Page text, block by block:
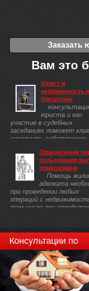
Заказать
Вам это
Юрист и
недвижимость
Хрещатике
юриста и его
участие в судебных
заседаниях поможет
сохранить собственную
Определение
пользования
помещением
Помощь
адвоката
при проведении любых
операций с
том числе при
Консультации по
недвижимости